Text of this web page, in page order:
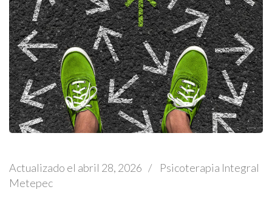
Actualizado el abril 28, 2026 /
Psicoterapia Integral
Metepec